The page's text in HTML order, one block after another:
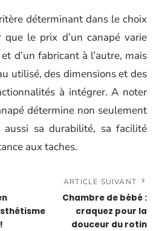
déterminant dans le choix
que le prix d’un canapé varie
d’un fabricant à l’autre, mais
utilisé, des dimensions et des
à intégrer. A noter
détermine non seulement
aussi sa durabilité, sa facilité
aux taches.
ARTICLE SUIVANT
Chambre de bébé :
craquez pour la
douceur du rotin